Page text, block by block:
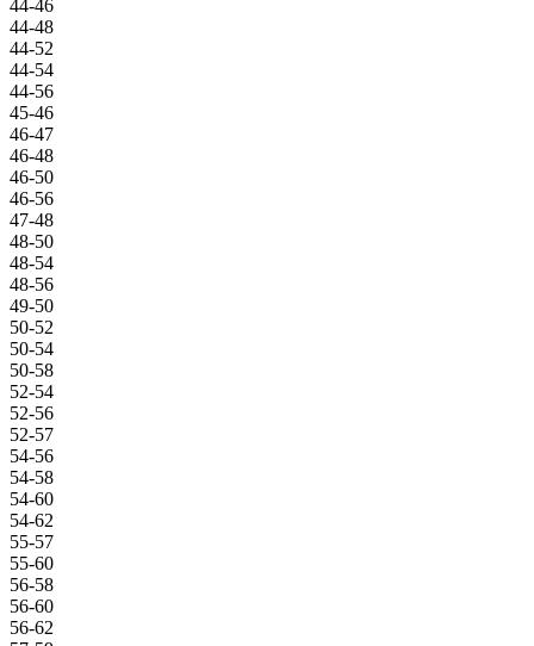
44-46
44-48
44-52
44-54
44-56
45-46
46-47
46-48
46-50
46-56
47-48
48-50
48-54
48-56
49-50
50-52
50-54
50-58
52-54
52-56
52-57
54-56
54-58
54-60
54-62
55-57
55-60
56-58
56-60
56-62